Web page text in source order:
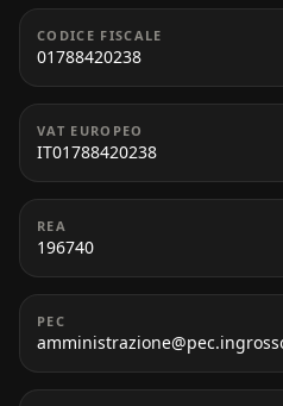
CODICE FISCALE
01788420238
VAT EUROPEO
IT01788420238
REA
196740
PEC